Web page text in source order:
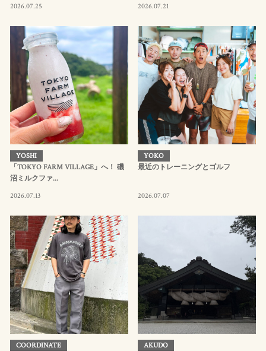
2026.07.25
2026.07.21
YOSHI
「TOKYO FARM VILLAGE」へ！ 磯
沼ミルクファ...
2026.07.13
YOKO
最近のトレーニングとゴルフ
2026.07.07
COORDINATE
AKUDO